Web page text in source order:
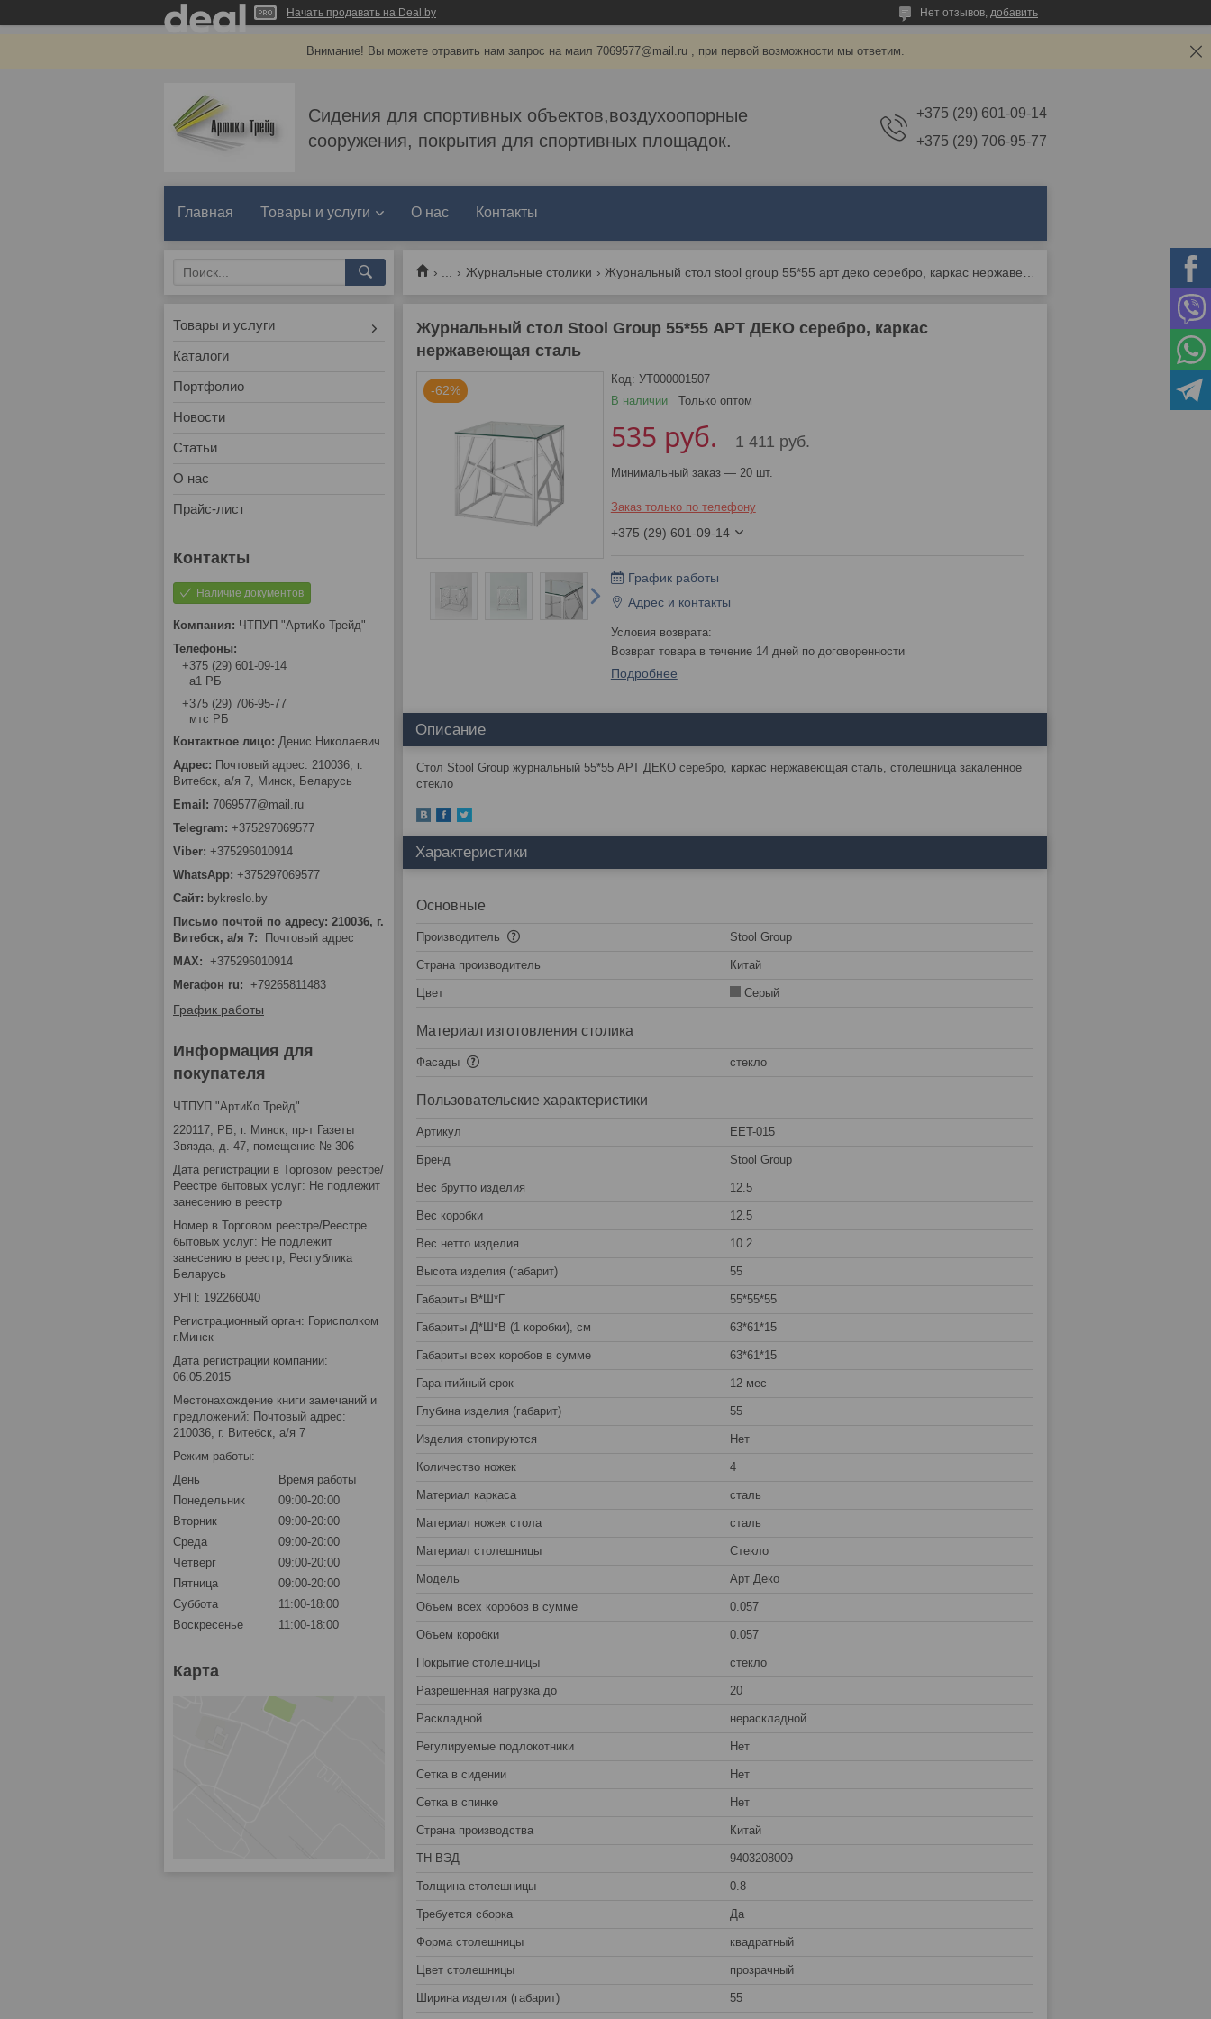
Начать продавать на Deal.by Нет отзывов, добавить
Внимание! Вы можете отравить нам запрос на маил 7069577@mail.ru , при первой возможности мы ответим.
Сидения для спортивных объектов,воздухоопорные
сооружения, покрытия для спортивных площадок.
+375 (29) 601-09-14
+375 (29) 706-95-77
Главная Товары и услуги О нас Контакты
Журнальные столики
Журнальный стол Stool Group 55*55 АРТ ДЕКО серебро, каркас
нержавеющая сталь
-62%
В наличии Только оптом
Код: УТ000001507
1 411руб.
535 руб.
Минимальный заказ — 20 шт.
Заказ только по телефону
+375 (29) 601-09-14
График работы
Адрес и контакты
возврат товара в течение 14 дней по договоренности
Подробнее
Описание
Стол Stool Group журнальный 55*55 АРТ ДЕКО серебро, каркас нержавеющая сталь, столешница закаленное
стекло
Характеристики
Основные
Производитель Stool Group
Страна производитель Китай
Цвет Серый
Материал изготовления столика
Фасады стекло
Пользовательские характеристики
Артикул EET-015
Бренд Stool Group
Вес брутто изделия 12.5
Вес коробки 12.5
Вес нетто изделия 10.2
Высота изделия (габарит) 55
Габариты В*Ш*Г 55*55*55
Габариты Д*Ш*В (1 коробки), см 63*61*15
Габариты всех коробов в сумме 63*61*15
Гарантийный срок 12 мес
Глубина изделия (габарит) 55
Изделия стопируются Нет
Количество ножек 4
Материал каркаса сталь
Материал ножек стола сталь
Материал столешницы Стекло
Модель Арт Деко
Объем всех коробов в сумме 0.057
Объем коробки 0.057
Покрытие столешницы стекло
Разрешенная нагрузка до 20
Раскладной нераскладной
Регулируемые подлокотники Нет
Сетка в сидении Нет
Сетка в спинке Нет
Страна производства Китай
ТН ВЭД 9403208009
Толщина столешницы 0.8
Требуется сборка Да
Форма столешницы квадратный
Цвет столешницы прозрачный
Ширина изделия (габарит) 55
Товары и услуги
Каталоги
Портфолио
Новости
Статьи
О нас
Прайс-лист
Наличие документов
ЧТПУП "АртиКо Трейд"
+375 (29) 601-09-14
а1 РБ
+375 (29) 706-95-77
мтс РБ
Денис Николаевич
Почтовый адрес: 210036, г.
Витебск, а/я 7, Минск, Беларусь
7069577@mail.ru
+375297069577
+375296010914
+375297069577
bykreslo.by
Письмо почтой по адресу: 210036, г.
Витебск, а/я 7
Почтовый адрес
MAX
+375296010914
Мегафон ru
+79265811483
График работы
Информация для
покупателя
ЧТПУП "АртиКо Трейд"
220117, РБ, г. Минск, пр-т Газеты
Звязда, д. 47, помещение № 306
Дата регистрации в Торговом реестре/
Реестре бытовых услуг: Не подлежит
занесению в реестр
Номер в Торговом реестре/Реестре
бытовых услуг: Не подлежит
занесению в реестр, Республика
Беларусь
УНП: 192266040
Регистрационный орган: Горисполком
г.Минск
Дата регистрации компании:
06.05.2015
Местонахождение книги замечаний и
предложений: Почтовый адрес:
210036, г. Витебск, а/я 7
Режим работы:
День
Время работы
Понедельник
09:00-20:00
Вторник
09:00-20:00
Среда
09:00-20:00
Четверг
09:00-20:00
Пятница
09:00-20:00
Суббота
11:00-18:00
Воскресенье
11:00-18:00
Карта